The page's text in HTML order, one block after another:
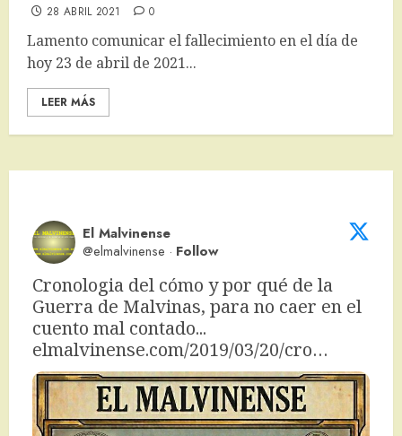
28 ABRIL 2021 0
Lamento comunicar el fallecimiento en el día de
hoy 23 de abril de 2021...
LEER MÁS
El Malvinense
@elmalvinense · Follow
Cronologia del cómo y por qué de la
Guerra de Malvinas, para no caer en el
elmalvinense.com/2019/03/20/cro…